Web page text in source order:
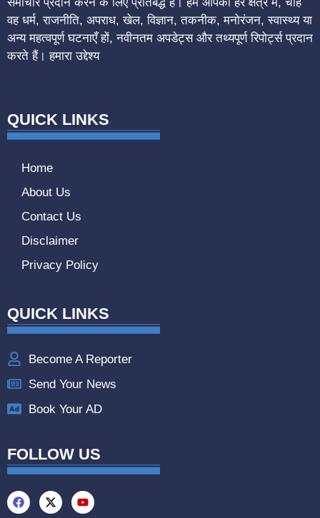
समाचार प्रदान करने के लिए प्रतिबद्ध है। हम आपको हर क्षेत्र में, चाहे
वह धर्म, राजनीति, अपराध, खेल, विज्ञान, तकनीक, मनोरंजन, स्वास्थ्य या
अन्य महत्वपूर्ण घटनाएँ हों, नवीनतम अपडेट्स और तथ्यपूर्ण रिपोर्ट्स प्रदान
करते हैं। हमारा उद्देश्य
QUICK LINKS
Home
About Us
Contact Us
Disclaimer
Privacy Policy
QUICK LINKS
Become A Reporter
Send Your News
Book Your AD
FOLLOW US